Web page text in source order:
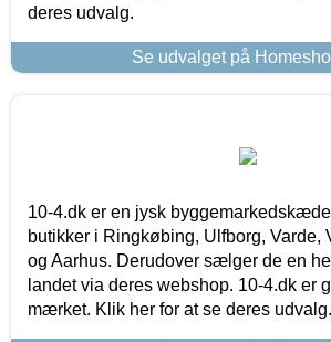
deres udvalg.
Se udvalget på
10-4.dk er en jysk
butikker i Ringkøbing, Ulfborg,
og Aarhus. Derudover sælger de en
landet via deres webshop. 10-4.dk er
mærket. Klik her for at se deres udvalg.